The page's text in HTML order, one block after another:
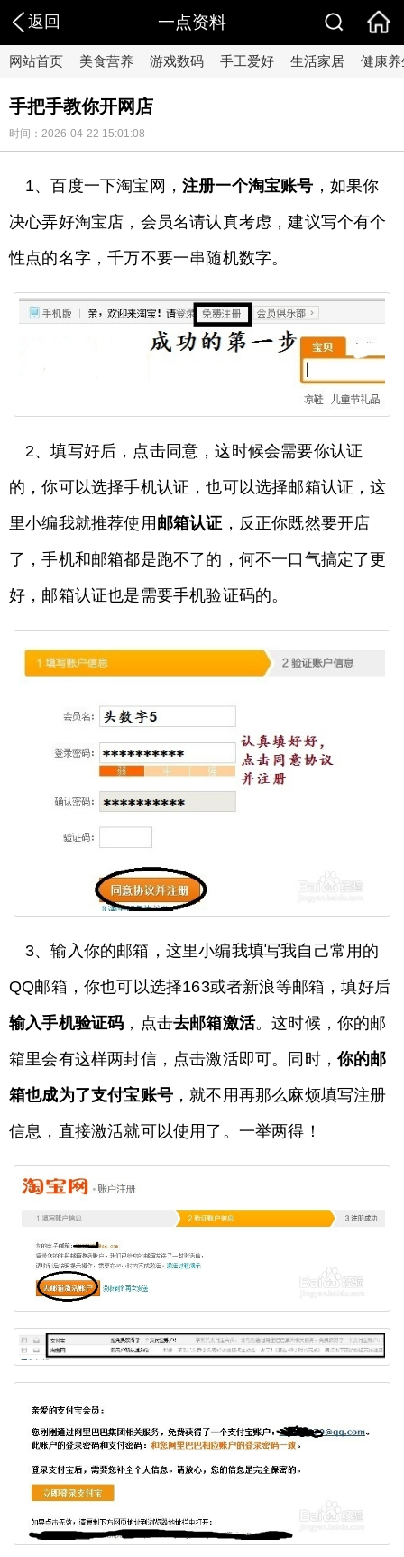
返回 一点资料
网站首页 美食营养 游戏数码 手工爱好 生活家居 健康养
手把手教你开网店
时间：2026-04-22 15:01:08
1、百度一下淘宝网， 注册一个淘宝账号 ，如果你
决心弄好淘宝店，会员名请认真考虑，建议写个有个
性点的名字，千万不要一串随机数字。
2、填写好后，点击同意，这时候会需要你认证
的，你可以选择手机认证，也可以选择邮箱认证，这
里小编我就推荐使用 邮箱认证 ，反正你既然要开店
了，手机和邮箱都是跑不了的，何不一口气搞定了更
好，邮箱认证也是需要手机验证码的。
3、输入你的邮箱，这里小编我填写我自己常用的
QQ邮箱，你也可以选择163或者新浪等邮箱，填好后
输入手机验证码 ，点击去邮箱激活。这时候，你的邮
箱里会有这样两封信，点击激活即可。同时，你的邮
箱也成为了支付宝账号 ，就不用再那么麻烦填写注册
信息，直接激活就可以使用了。一举两得！